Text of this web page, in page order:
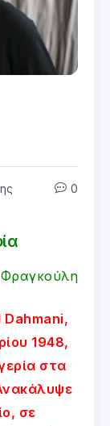
0
1948,
στα
σε